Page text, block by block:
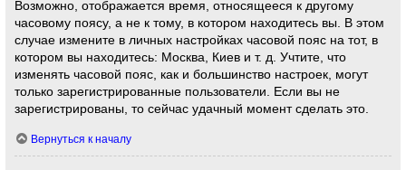
Возможно, отображается время, относящееся к другому
часовому поясу, а не к тому, в котором находитесь вы. В этом
случае измените в личных настройках часовой пояс на тот, в
котором вы находитесь: Москва, Киев и т. д. Учтите, что
изменять часовой пояс, как и большинство настроек, могут
только зарегистрированные пользователи. Если вы не
зарегистрированы, то сейчас удачный момент сделать это.
Вернуться к началу